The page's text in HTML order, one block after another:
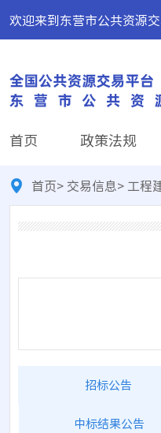
欢迎来到东营市公共资源交
首页 政策法规
首页> 交易信息> 工程
招标公告
中标结果公告